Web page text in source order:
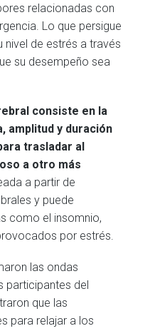
relacionadas con
Lo que persigue
nivel de estrés a través
su desempeño sea
consiste en la
amplitud y duración
trasladar al
a otro más
a partir de
y puede
como el insomnio,
por estrés.
las ondas
participantes del
que las
para relajar a los